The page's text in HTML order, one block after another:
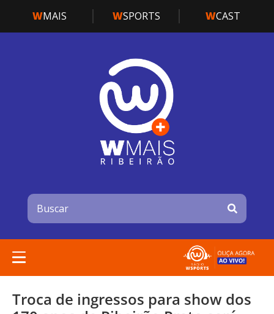
WMAIS WSPORTS WCAST
Troca de ingressos para show dos